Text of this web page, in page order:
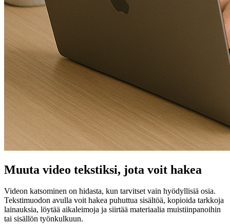
Muuta video tekstiksi, jota voit hakea
Videon katsominen on hidasta, kun tarvitset vain hyödyllisiä osia.
Tekstimuodon avulla voit hakea puhuttua sisältöä, kopioida tarkkoja
lainauksia, löytää aikaleimoja ja siirtää materiaalia muistiinpanoihin
tai sisällön työnkulkuun.